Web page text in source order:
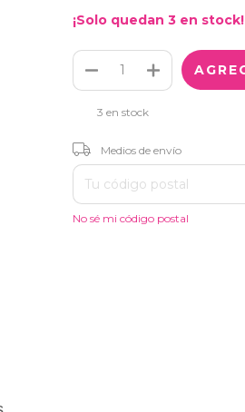
¡Solo quedan 3 en stock!
3 en stock
Entregas para el CP:
Medios de envío
No sé mi código postal